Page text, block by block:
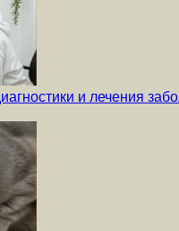
и лечения